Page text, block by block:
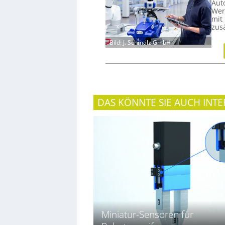
Bild: J. Schmalz GmbH
mit
DAS KÖNNTE SIE AUCH
Miniatur-Sensoren für